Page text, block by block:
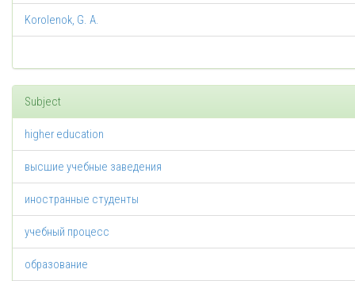
Korolenok, G. A.
Subject
higher education
высшие учебные заведения
иностранные студенты
учебный процесс
образование